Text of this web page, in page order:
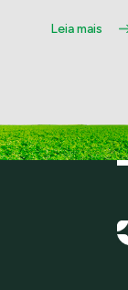
Leia mais